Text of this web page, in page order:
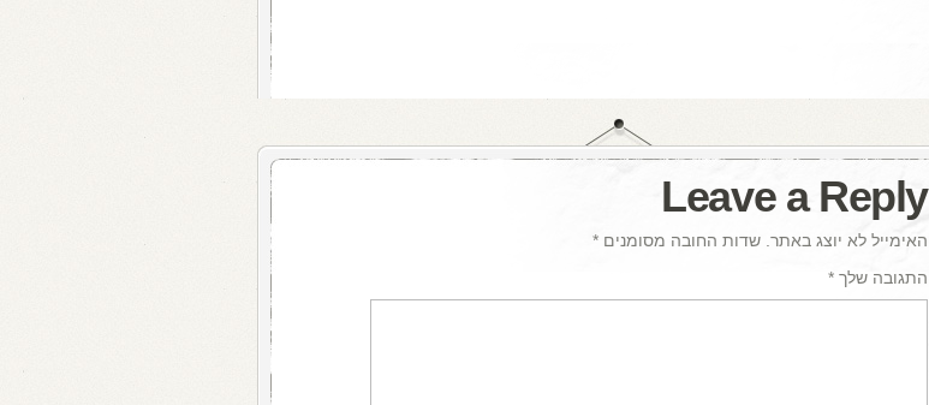
Leave a Reply
האימייל לא יוצג באתר. שדות החובה מסומנים *
התגובה שלך *